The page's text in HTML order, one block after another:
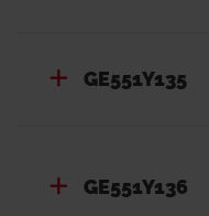
GE551Y135
GE551Y136